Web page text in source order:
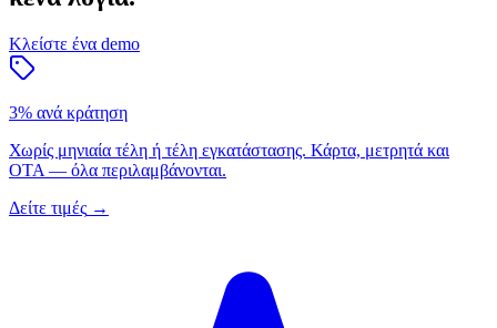
Κλείστε ένα demo
3% ανά κράτηση
Χωρίς μηνιαία τέλη ή τέλη εγκατάστασης. Κάρτα, μετρητά και
OTA — όλα περιλαμβάνονται.
Δείτε τιμές →